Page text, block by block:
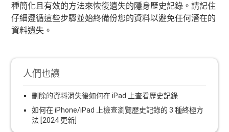
種簡化且有效的方法來恢復遺失的隱身歷史記錄。請記住
仔細遵循這些步驟並始終備份您的資料以避免任何潛在的
資料遺失。
人們也讀
刪除的資料消失後如何在 iPad 上查看歷史記錄
如何在 iPhone/iPad 上檢查瀏覽歷史記錄的 3 種終極方
法 [2024 更新]